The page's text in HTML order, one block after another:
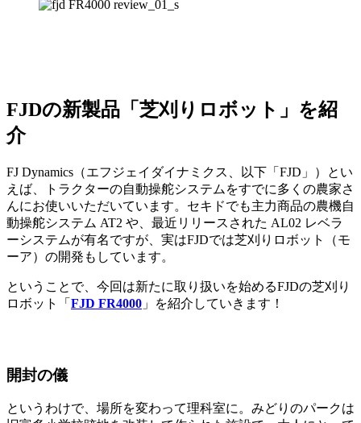
FJDの新製品「芝刈りロボット」を紹
介
FJ Dynamics（エフジェイダイナミクス、以下「FJD」）とい
えば、トラクターの自動操舵システムをすでに多くの農家さ
んにお使いいただいています。セキドでも主力商品の農機自
動操舵システム AT2 や、最近リリースされた AL02 レベラ
ーシステムが有名ですが、実はFJDでは芝刈りロボット（モ
ーア）の開発もしています。
ということで、今回は新たに取り扱いを始めるFJDの芝刈り
ロボット「 FJD FR4000 」を紹介していきます！
開封の儀
というわけで、場所を変わって理科室に。みどりのパークは